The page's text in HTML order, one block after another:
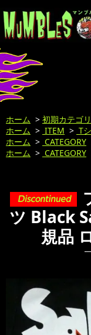
ホーム > 初期カテゴリ
ホーム > ITEM > T
ホーム > CATEGORY
ホーム > CATEGORY
ツ Black
規品